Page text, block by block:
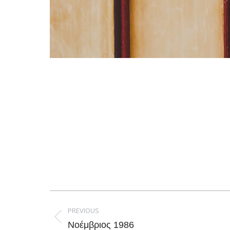
navigation
PREVIOUS
Previous
Νοέμβριος 1986